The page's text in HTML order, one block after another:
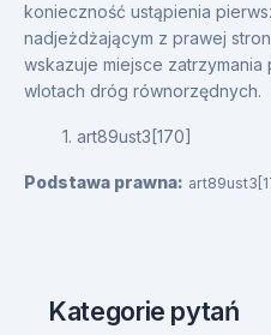
konieczność ustąpienia
nadjeżdżającym z prawej
wskazuje miejsce
wlotach dróg równorzędnych.
1. art89ust3[170]
Podstawa prawna:
Kategorie pytań